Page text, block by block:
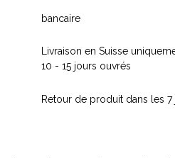
bancaire
Livraison en Suisse
10 - 15 jours ouvrés
Retour de produit dans les 7